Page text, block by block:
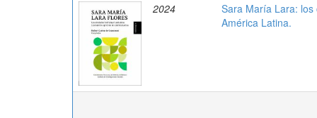
2024
Sara María Lara:
América Latina.